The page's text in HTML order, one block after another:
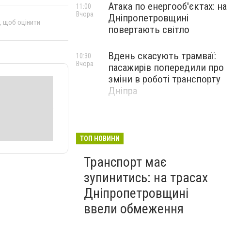
, щоб оцінити
Атака по енергооб'єктах: на
Дніпропетровщині
повертають світло
11:00
Вчора
Вдень скасують трамваї:
пасажирів попередили про
зміни в роботі транспорту
Дніпра
10:30
Вчора
ТОП НОВИНИ
Транспорт має
зупинитись: на трасах
Дніпропетровщині
ввели обмеження